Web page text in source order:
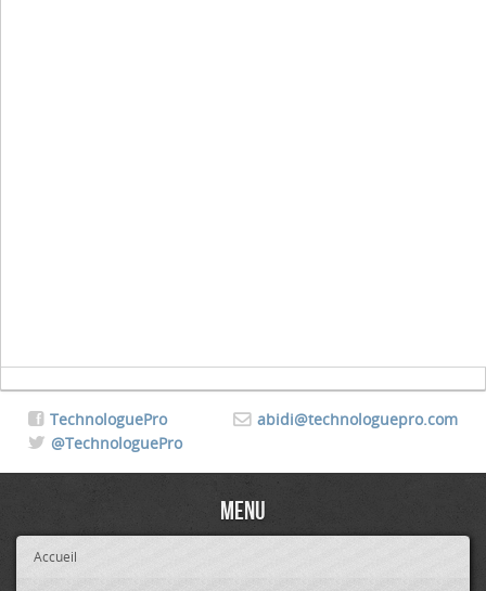
abidi@technologuepro.com
TechnologuePro
@TechnologuePro
Menu
Accueil